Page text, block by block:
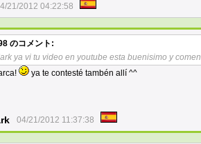
21/2012 04:22:58
のコメント:
ya vi tu video en youtube esta buenisimo y
ya te contesté tambén allí ^^
04/21/2012 11:37:38